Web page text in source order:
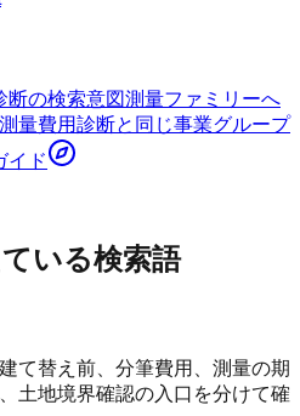
断の検索意図測量ファミリーへ
測量費用診断と同じ事業グループ
イド
いる検索語
て替え前、分筆費用、測量の期
土地境界確認の入口を分けて確